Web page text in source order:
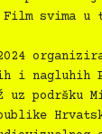
Film svima
i nagluhih
uz podršku